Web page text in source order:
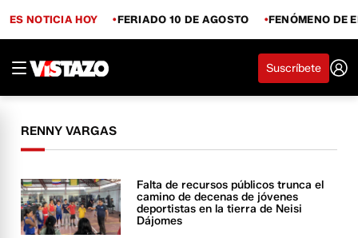
ES NOTICIA HOY FERIADO 10 DE AGOSTO FENÓMENO DE
Suscríbete
RENNY VARGAS
Falta de recursos públicos trunca el
camino de decenas de jóvenes
deportistas en la tierra de Neisi
Dájomes